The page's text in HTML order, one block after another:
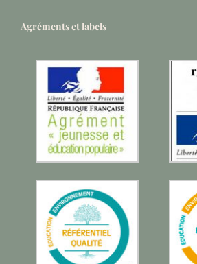
Agréments et labels